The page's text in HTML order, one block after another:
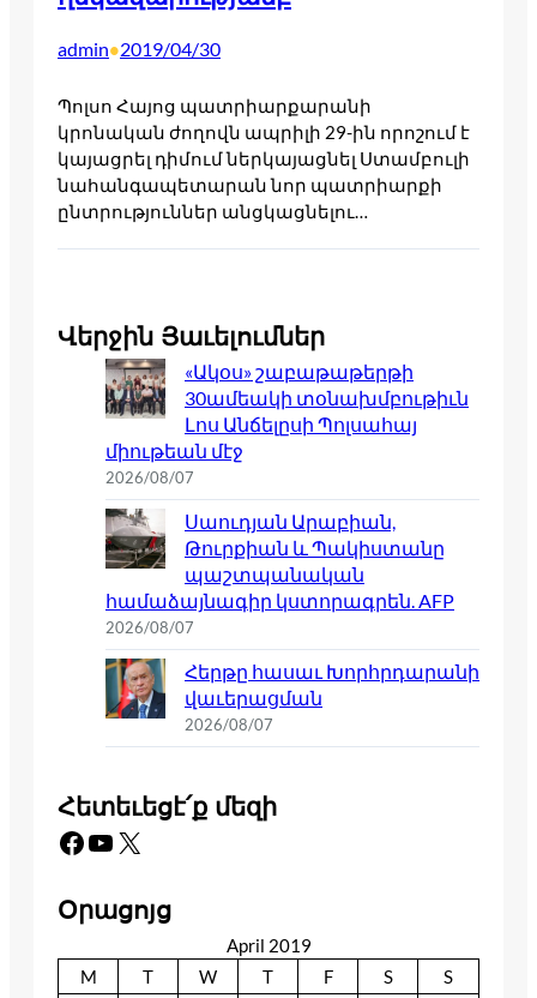
admin•2019/04/30
Պոլսո Հայոց պատրիարքարանի
կրոնական ժողովն ապրիլի 29-ին որոշում է
կայացրել դիմում ներկայացնել Ստամբուլի
նահանգապետարան նոր պատրիարքի
ընտրություններ անցկացնելու…
Վերջին Յաւելումներ
«Ակօս» շաբաթաթերթի
30ամեակի տօնախմբութիւն
Լոս Անճելըսի Պոլսահայ
միութեան մէջ
2026/08/07
Սաուդյան Արաբիան,
Թուրքիան և Պակիստանը
պաշտպանական
համաձայնագիր կստորագրեն. AFP
2026/08/07
Հերթը հասաւ Խորհրդարանի
վաւերացման
2026/08/07
Հետեւեցէ՛ք մեզի
Facebook YouTube X
Օրացոյց
April 2019
M
T W T F S
S